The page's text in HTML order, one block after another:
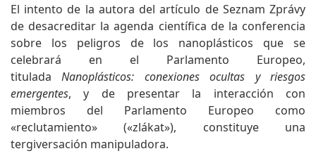
El intento de la autora del artículo de Seznam Zprávy
de desacreditar la agenda científica de la conferencia
sobre los peligros de los nanoplásticos que se
celebrará en el Parlamento Europeo,
titulada Nanoplásticos: conexiones ocultas y riesgos
emergentes, y de presentar la interacción con
miembros del Parlamento Europeo como
«reclutamiento» («zlákat»), constituye una
tergiversación manipuladora.